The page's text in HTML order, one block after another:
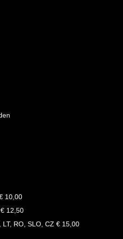
10,00
12,50
LT, RO, SLO, CZ € 15,00